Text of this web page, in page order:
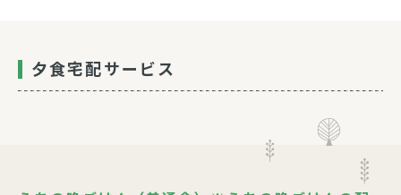
夕食宅配サービス